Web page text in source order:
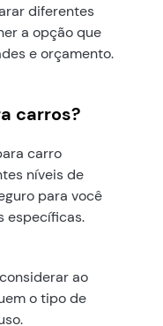
diferentes
a opção que
e orçamento.
carros?
carro
níveis de
para você
específicas.
ao
o tipo de